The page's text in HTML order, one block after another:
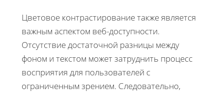
Цветовое контрастирование также является
важным аспектом веб-доступности.
Отсутствие достаточной разницы между
фоном и текстом может затруднить процесс
восприятия для пользователей с
ограниченным зрением. Следовательно,